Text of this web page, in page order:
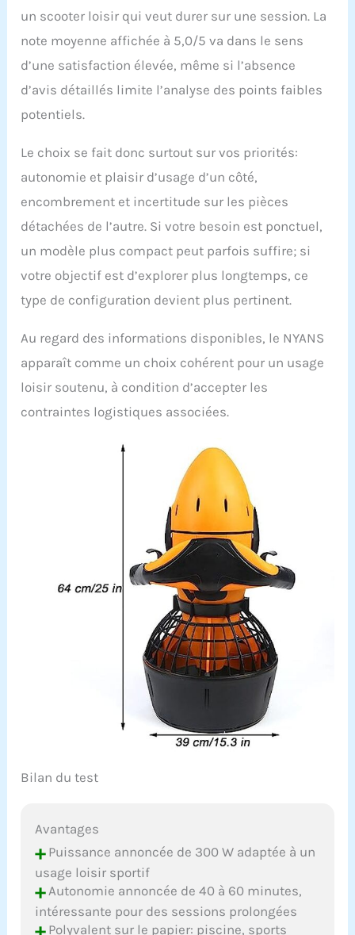
un scooter loisir qui veut durer sur une session. La
note moyenne affichée à 5,0/5 va dans le sens
d’une satisfaction élevée, même si l’absence
d’avis détaillés limite l’analyse des points faibles
potentiels.
Le choix se fait donc surtout sur vos priorités:
autonomie et plaisir d’usage d’un côté,
encombrement et incertitude sur les pièces
détachées de l’autre. Si votre besoin est ponctuel,
un modèle plus compact peut parfois suffire; si
votre objectif est d’explorer plus longtemps, ce
type de configuration devient plus pertinent.
Au regard des informations disponibles, le NYANS
apparaît comme un choix cohérent pour un usage
loisir soutenu, à condition d’accepter les
contraintes logistiques associées.
Bilan du test
Avantages
+Puissance annoncée de 300 W adaptée à un
usage loisir sportif
+Autonomie annoncée de 40 à 60 minutes,
intéressante pour des sessions prolongées
Polyvalent sur le papier: piscine, sports